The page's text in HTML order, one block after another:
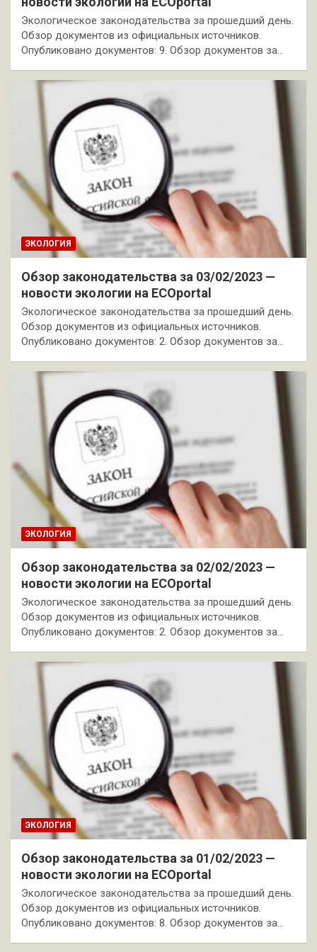
Экологическое законодательства за прошедший день.
Обзор документов из официальных источников.
Опубликовано документов: 9. Обзор документов за…
ЭКОЛОГИЯ
Обзор законодательства за 03/02/2023 —
новости экологии на ECOportal
Экологическое законодательства за прошедший день.
Обзор документов из официальных источников.
Опубликовано документов: 2. Обзор документов за…
ЭКОЛОГИЯ
Обзор законодательства за 02/02/2023 —
новости экологии на ECOportal
Экологическое законодательства за прошедший день.
Обзор документов из официальных источников.
Опубликовано документов: 2. Обзор документов за…
ЭКОЛОГИЯ
Обзор законодательства за 01/02/2023 —
новости экологии на ECOportal
Экологическое законодательства за прошедший день.
Обзор документов из официальных источников.
Опубликовано документов: 8. Обзор документов за…